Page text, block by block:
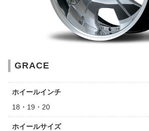
GRACE
ホイールインチ
18・19・20
ホイールサイズ